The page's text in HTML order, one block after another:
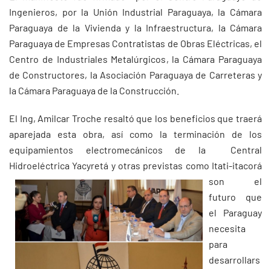
Ingenieros, por la Unión Industrial Paraguaya, la Cámara
Paraguaya de la Vivienda y la Infraestructura, la Cámara
Paraguaya de Empresas Contratistas de Obras Eléctricas, el
Centro de Industriales Metalúrgicos, la Cámara Paraguaya
de Constructores, la Asociación Paraguaya de Carreteras y
la Cámara Paraguaya de la Construcción.
El Ing, Amilcar Troche resaltó que los beneficios que traerá
aparejada esta obra, así como la terminación de los
equipamientos electromecánicos de la Central
Hidroeléctrica Yacyretá y otras previstas como Itati-itacorá
son el
futuro que
el Paraguay
necesita
para
desarrollars